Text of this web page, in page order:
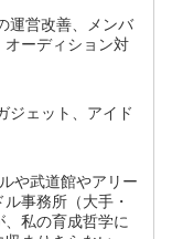
運営改善、メンバ
オーディション対
ジェット、アイド
や武道館やアリー
事務所（大手・
私の育成哲学に